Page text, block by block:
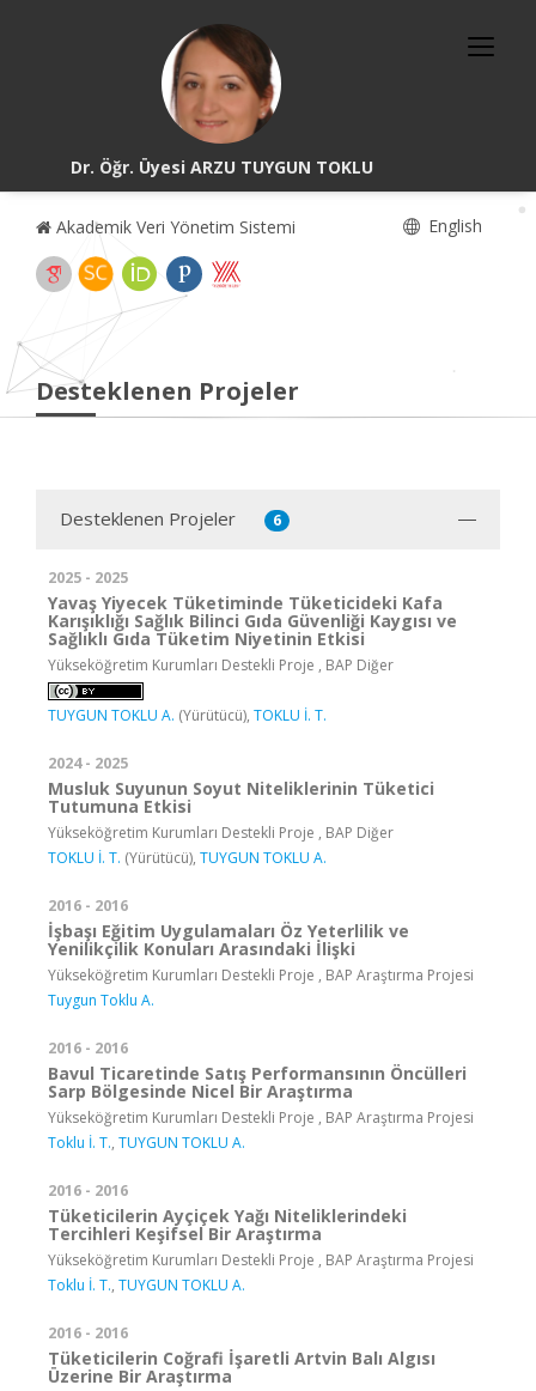
Dr. Öğr. Üyesi ARZU TUYGUN TOKLU
Akademik Veri Yönetim Sistemi English
Desteklenen Projeler
Desteklenen Projeler 6
2025 - 2025
Yavaş Yiyecek Tüketiminde Tüketicideki Kafa
Karışıklığı Sağlık Bilinci Gıda Güvenliği Kaygısı ve
Sağlıklı Gıda Tüketim Niyetinin Etkisi
Yükseköğretim Kurumları Destekli Proje , BAP Diğer
TUYGUN TOKLU A. (Yürütücü), TOKLU İ. T.
2024 - 2025
Musluk Suyunun Soyut Niteliklerinin Tüketici
Tutumuna Etkisi
Yükseköğretim Kurumları Destekli Proje , BAP Diğer
TOKLU İ. T. (Yürütücü), TUYGUN TOKLU A.
2016 - 2016
İşbaşı Eğitim Uygulamaları Öz Yeterlilik ve
Yenilikçilik Konuları Arasındaki İlişki
Yükseköğretim Kurumları Destekli Proje , BAP Araştırma Projesi
Tuygun Toklu A.
2016 - 2016
Bavul Ticaretinde Satış Performansının Öncülleri
Sarp Bölgesinde Nicel Bir Araştırma
Yükseköğretim Kurumları Destekli Proje , BAP Araştırma Projesi
Toklu İ. T., TUYGUN TOKLU A.
2016 - 2016
Tüketicilerin Ayçiçek Yağı Niteliklerindeki
Tercihleri Keşifsel Bir Araştırma
Yükseköğretim Kurumları Destekli Proje , BAP Araştırma Projesi
Toklu İ. T., TUYGUN TOKLU A.
2016 - 2016
Tüketicilerin Coğrafi İşaretli Artvin Balı Algısı
Üzerine Bir Araştırma